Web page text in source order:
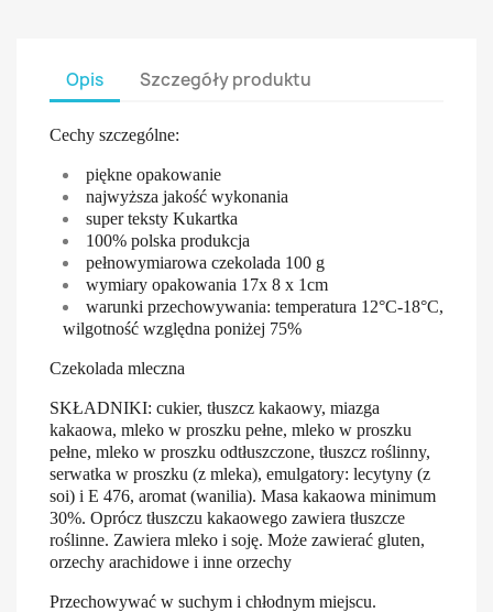
Opis Szczegóły produktu
Cechy szczególne:
piękne opakowanie
najwyższa jakość wykonania
super teksty Kukartka
100% polska produkcja
pełnowymiarowa czekolada 100 g
wymiary opakowania 17x 8 x 1cm
warunki przechowywania: temperatura 12°C-18°C,
wilgotność względna poniżej 75%
Czekolada mleczna
SKŁADNIKI: cukier, tłuszcz kakaowy, miazga
kakaowa, mleko w proszku pełne, mleko w proszku
pełne, mleko w proszku odtłuszczone, tłuszcz roślinny,
serwatka w proszku (z mleka), emulgatory: lecytyny (z
soi) i E 476, aromat (wanilia). Masa kakaowa minimum
30%. Oprócz tłuszczu kakaowego zawiera tłuszcze
roślinne. Zawiera mleko i soję. Może zawierać gluten,
orzechy arachidowe i inne orzechy
Przechowywać w suchym i chłodnym miejscu.